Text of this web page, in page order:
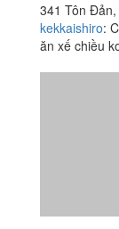
341 Tôn Đản,
kekkaishiro:
ăn xế chiều